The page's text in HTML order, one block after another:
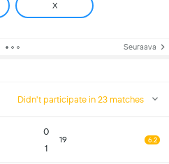
X
Seuraava
Didn't participate in 23 matches
0
1
19 6.2